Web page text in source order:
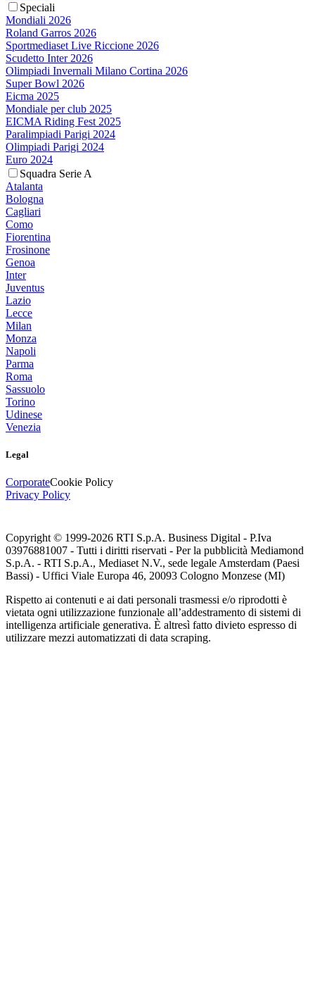
Speciali
Mondiali 2026
Roland Garros 2026
Sportmediaset Live Riccione 2026
Scudetto Inter 2026
Olimpiadi Invernali Milano Cortina 2026
Super Bowl 2026
Eicma 2025
Mondiale per club 2025
EICMA Riding Fest 2025
Paralimpiadi Parigi 2024
Olimpiadi Parigi 2024
Euro 2024
Squadra Serie A
Atalanta
Bologna
Cagliari
Como
Fiorentina
Frosinone
Genoa
Inter
Juventus
Lazio
Lecce
Milan
Monza
Napoli
Parma
Roma
Sassuolo
Torino
Udinese
Venezia
Legal
CorporateCookie Policy
Privacy Policy
Copyright © 1999-2026 RTI S.p.A. Business Digital - P.Iva
03976881007 - Tutti i diritti riservati - Per la pubblicità Mediamond
S.p.A. - RTI S.p.A., Mediaset N.V., sede legale Amsterdam (Paesi
Bassi) - Uffici Viale Europa 46, 20093 Cologno Monzese (MI)
Rispetto ai contenuti e ai dati personali trasmessi e/o riprodotti è
vietata ogni utilizzazione funzionale all’addestramento di sistemi di
intelligenza artificiale generativa. È altresì fatto divieto espresso di
utilizzare mezzi automatizzati di data scraping.